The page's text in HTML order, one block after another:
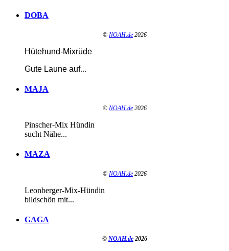
DOBA
© NOAH.de 2026
Hütehund-Mixrüde
Gute Laune auf...
MAJA
© NOAH.de 2026
Pinscher-Mix Hündin
sucht Nähe...
MAZA
© NOAH.de 2026
Leonberger-Mix-Hündin
bildschön mit...
GAGA
© NOAH.de 2026